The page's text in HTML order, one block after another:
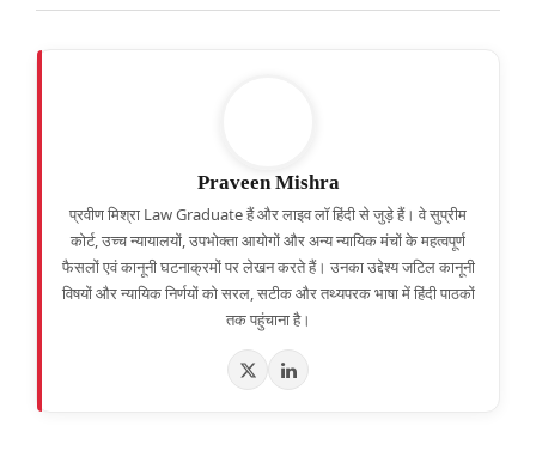
Praveen Mishra
प्रवीण मिश्रा Law Graduate हैं और लाइव लॉ हिंदी से जुड़े हैं। वे सुप्रीम
कोर्ट, उच्च न्यायालयों, उपभोक्ता आयोगों और अन्य न्यायिक मंचों के महत्वपूर्ण
फैसलों एवं कानूनी घटनाक्रमों पर लेखन करते हैं। उनका उद्देश्य जटिल कानूनी
विषयों और न्यायिक निर्णयों को सरल, सटीक और तथ्यपरक भाषा में हिंदी पाठकों
तक पहुंचाना है।